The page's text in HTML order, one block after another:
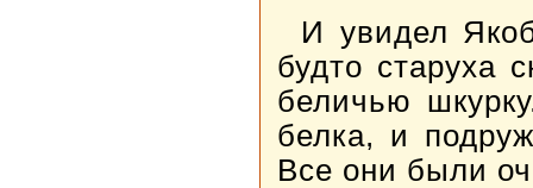
И увидел
будто старуха
беличью
белка, и
Все они были